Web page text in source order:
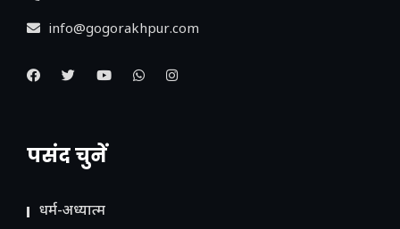
info@gogorakhpur.com
पसंद चुनें
धर्म-अध्यात्म